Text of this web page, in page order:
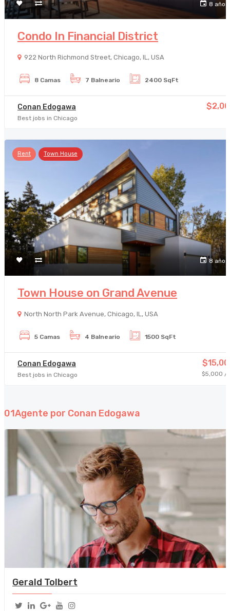
8 años
Condo In Financial District
922 North Richmond Street, Chicago, IL, USA
8 Camas 7 Balneario 2400 SqFt
Conan Edogawa
Best jobs in Chicago
Rent Town House
8 años
Town House on Grand Avenue
North North Park Avenue, Chicago, IL, USA
5 Camas 4 Balneario 1500 SqFt
Conan Edogawa
Best jobs in Chicago $5,000 /
01Agente por Conan Edogawa
Gerald Tolbert